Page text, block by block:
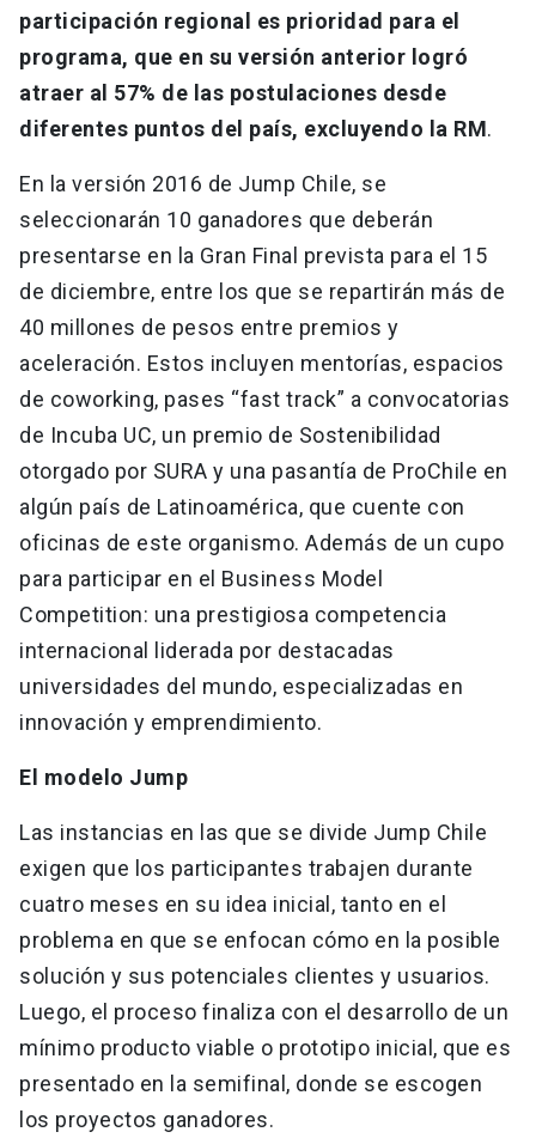
participación regional es prioridad para el
programa, que en su versión anterior logró
atraer al 57% de las postulaciones desde
diferentes puntos del país, excluyendo la RM.
En la versión 2016 de Jump Chile, se
seleccionarán 10 ganadores que deberán
presentarse en la Gran Final prevista para el 15
de diciembre, entre los que se repartirán más de
40 millones de pesos entre premios y
aceleración. Estos incluyen mentorías, espacios
de coworking, pases “fast track” a convocatorias
de Incuba UC, un premio de Sostenibilidad
otorgado por SURA y una pasantía de ProChile en
algún país de Latinoamérica, que cuente con
oficinas de este organismo. Además de un cupo
para participar en el Business Model
Competition: una prestigiosa competencia
internacional liderada por destacadas
universidades del mundo, especializadas en
innovación y emprendimiento.
El modelo Jump
Las instancias en las que se divide Jump Chile
exigen que los participantes trabajen durante
cuatro meses en su idea inicial, tanto en el
problema en que se enfocan cómo en la posible
solución y sus potenciales clientes y usuarios.
Luego, el proceso finaliza con el desarrollo de un
mínimo producto viable o prototipo inicial, que es
presentado en la semifinal, donde se escogen
los proyectos ganadores.